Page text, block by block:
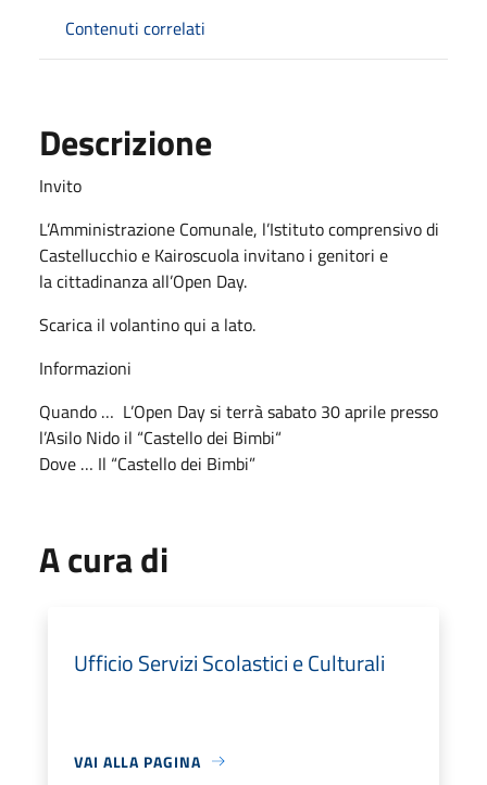
Contenuti correlati
Descrizione
Invito
L’Amministrazione Comunale, l’Istituto comprensivo di
Castellucchio e Kairoscuola invitano i genitori e
la cittadinanza all’Open Day.
Scarica il volantino qui a lato.
Informazioni
Quando … L’Open Day si terrà sabato 30 aprile presso
l’Asilo Nido il “Castello dei Bimbi“
Dove … Il “Castello dei Bimbi”
A cura di
Ufficio Servizi Scolastici e Culturali
VAI ALLA PAGINA